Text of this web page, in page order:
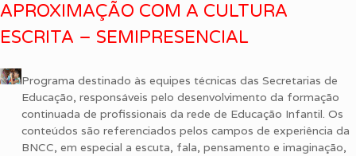
APROXIMAÇÃO COM A CULTURA
ESCRITA – SEMIPRESENCIAL
Programa destinado às equipes técnicas das Secretarias de
Educação, responsáveis pelo desenvolvimento da formação
continuada de profissionais da rede de Educação Infantil. Os
conteúdos são referenciados pelos campos de experiência da
BNCC, em especial a escuta, fala, pensamento e imaginação,